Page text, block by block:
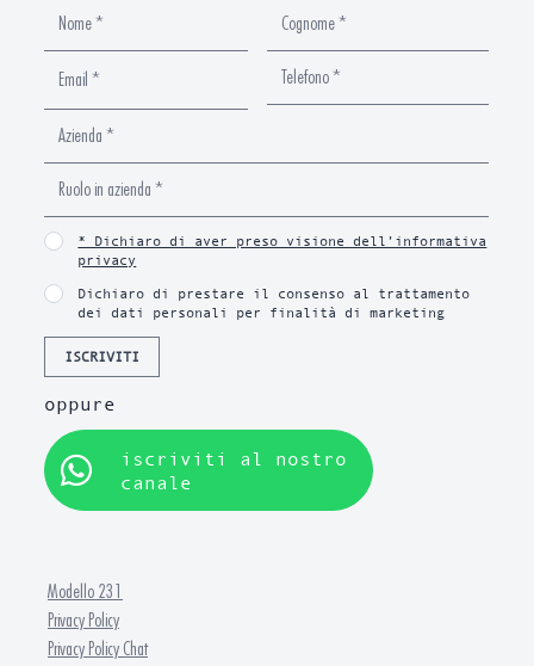
* Dichiaro di aver preso visione dell’informativa
privacy
Dichiaro di prestare il consenso al trattamento
dei dati personali per finalità di marketing
ISCRIVITI
oppure
iscriviti al nostro
canale
Modello 231
Privacy Policy
Privacy Policy Chat